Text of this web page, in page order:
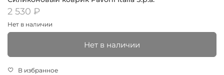
2 530 ₽
Нет в наличии
Нет в наличии
В избранное